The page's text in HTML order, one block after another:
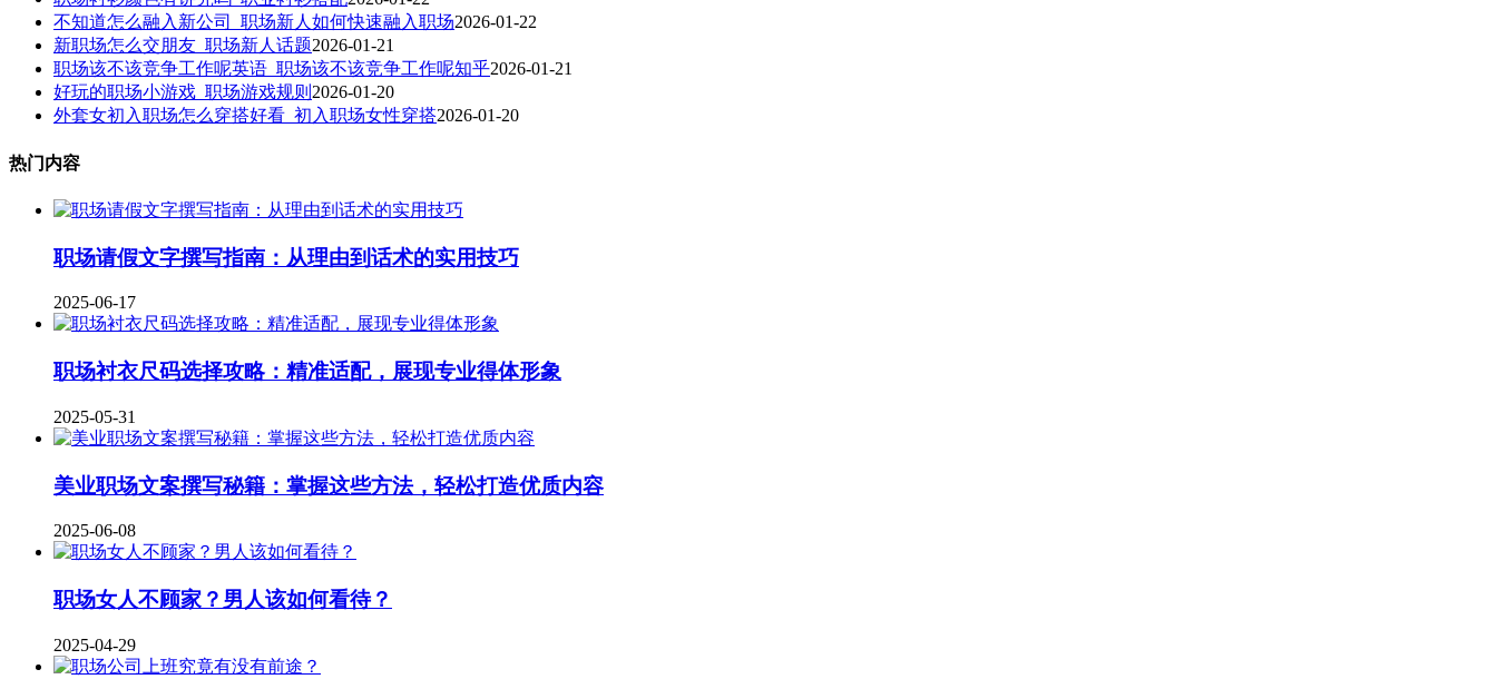
不知道怎么融入新公司_职场新人如何快速融入职场2026-01-22
新职场怎么交朋友_职场新人话题2026-01-21
职场该不该竞争工作呢英语_职场该不该竞争工作呢知乎2026-01-21
好玩的职场小游戏_职场游戏规则 2026-01-20
外套女初入职场怎么穿搭好看_初入职场女性穿搭2026-01-20
热门内容
职场请假文字撰写指南：从理由到话术的实用技巧
2025-06-17
职场衬衣尺码选择攻略：精准适配，展现专业得体形象
2025-05-31
美业职场文案撰写秘籍：掌握这些方法，轻松打造优质内容
2025-06-08
职场女人不顾家？男人该如何看待？
2025-04-29